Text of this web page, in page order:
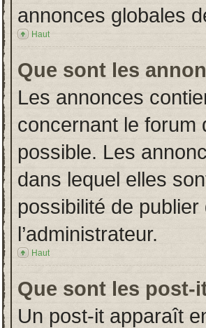
annonces globales
Haut
Que sont les
Les annonces
concernant le forum
possible. Les
dans lequel elles
possibilité de
l’administrateur.
Haut
Que sont les post-
Un post-it apparaît